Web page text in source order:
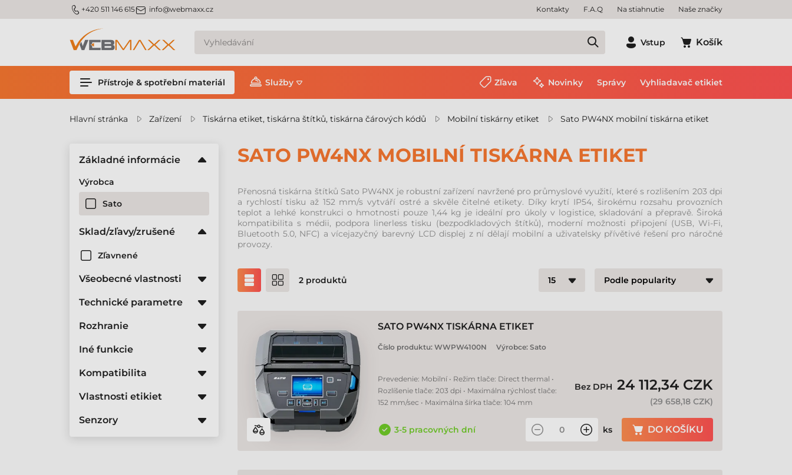
m_phone +420 511 146 615m_email info@webmaxx.cz Kontakty F.A.Q Na stiahnutie Naše značky
Vstup Košík
Přístroje & spotřební materiál Služby Zľava Novinky Správy Vyhliadavač etikiet
Hlavní stránka Zařízení Tiskárna etiket, tiskárna štítků, tiskárna čárových kódů Mobilní tiskárny etiket Sato PW4NX mobilní tiskárna etiket
SATO PW4NX MOBILNÍ TISKÁRNA ETIKET
Přenosná tiskárna štítků Sato PW4NX je robustní zařízení navržené pro průmyslové využití, které s rozlišením 203 dpi
a rychlostí tisku až 152 mm/s vytváří ostré a skvěle čitelné etikety. Díky krytí IP54, širokému rozsahu provozních
teplot a lehké konstrukci o hmotnosti pouze 1,44 kg je ideální pro úkoly v logistice, skladování a přepravě. Široká
kompatibilita s médii, podpora linerless tisku (bezpodkladových štítků), moderní možnosti připojení (USB, Wi-Fi,
Bluetooth 5.0, NFC) a vícejazyčný barevný LCD displej z ní dělají mobilní a uživatelsky přívětivé řešení pro náročné
provozy.
2 produktů
SATO PW4NX TISKÁRNA ETIKET
Číslo produktu: WWPW4100N Výrobce: Sato
Prevedenie: Mobilní • Režim tlače: Direct thermal •
Rozlíšenie tlače: 203 dpi • Maximálna rýchlosť tlače:
152 mm/sec • Maximálna šírka tlače: 104 mm
Bez DPH 24 112,34 CZK
(29 658,18 CZK)
3-5 pracovných dní ks DO KOŠÍKU
Základné informácie
Výrobca
Sato
Sklad/zľavy/zrušené
Zľavnené
Všeobecné vlastnosti
Technické parametre
Rozhranie
Iné funkcie
Kompatibilita
Vlastnosti etikiet
Senzory